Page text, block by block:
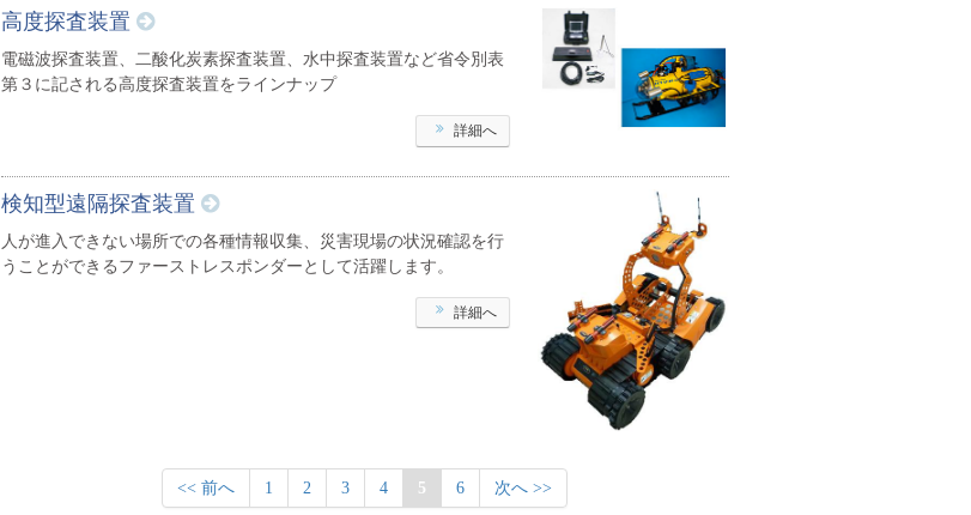
高度探査装置
電磁波探査装置、二酸化炭素探査装置、水中探査装置など省令別表
第３に記される高度探査装置をラインナップ
詳細へ
検知型遠隔探査装置
人が進入できない場所での各種情報収集、災害現場の状況確認を行
うことができるファーストレスポンダーとして活躍します。
詳細へ
<< 前へ 1 2 3 4 5 6 次へ >>